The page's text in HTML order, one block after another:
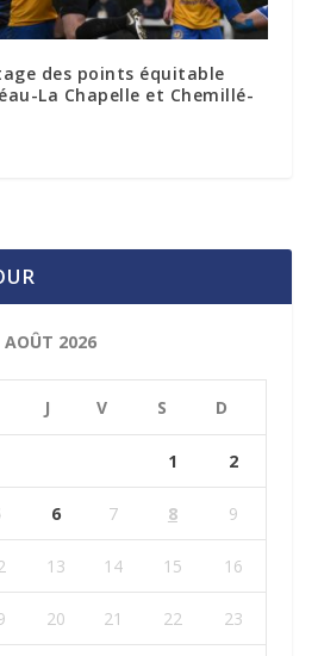
des points équitable
La Chapelle et Chemillé-
AOÛT 2026
J V S D
1 2
6 7 8 9
13 14 15 16
20 21 22 23